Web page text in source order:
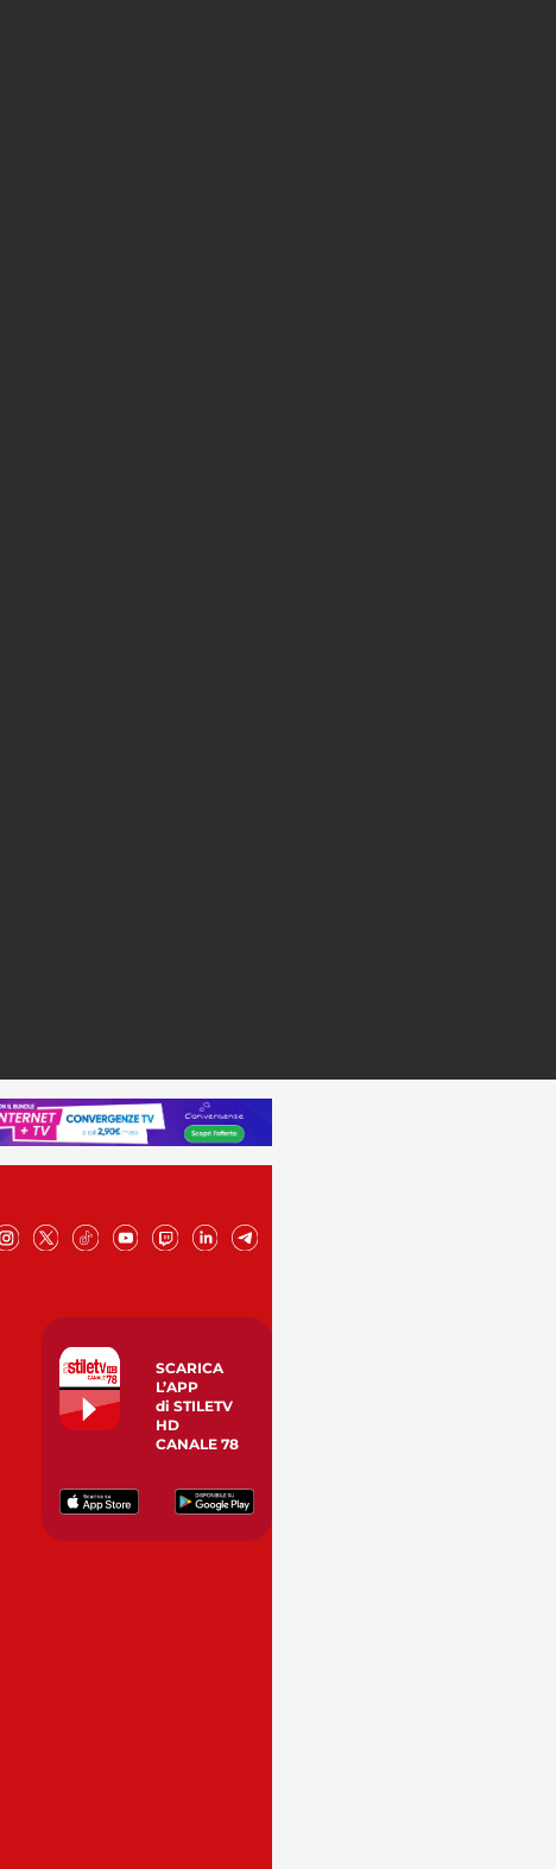
SCARICA
L’APP
di STILETV
HD
CANALE 78